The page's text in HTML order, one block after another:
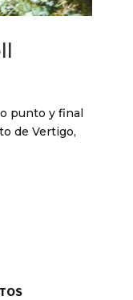
punto y final
de Vertigo,